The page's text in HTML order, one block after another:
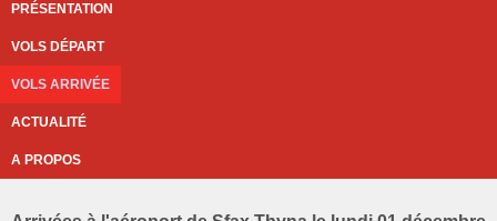
PRÉSENTATION
VOLS DÉPART
VOLS ARRIVÉE
ACTUALITÉ
A PROPOS